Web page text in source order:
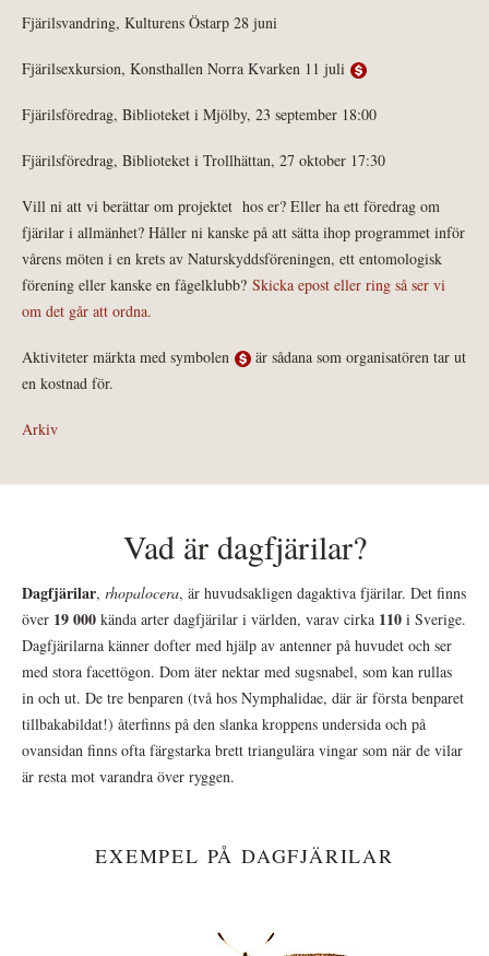
Fjärilsvandring, Kulturens Östarp 28 juni
Fjärilsexkursion, Konsthallen Norra Kvarken 11 juli
Fjärilsföredrag, Biblioteket i Mjölby, 23 september 18:00
Fjärilsföredrag, Biblioteket i Trollhättan, 27 oktober 17:30
Vill ni att vi berättar om projektet hos er? Eller ha ett föredrag om
fjärilar i allmänhet? Håller ni kanske på att sätta ihop programmet inför
vårens möten i en krets av Naturskyddsföreningen, ett entomologisk
förening eller kanske en fågelklubb? Skicka epost eller ring så ser vi
om det går att ordna.
Aktiviteter märkta med symbolen
är sådana som organisatören tar ut
en kostnad för.
Arkiv
Vad är dagfjärilar?
Dagfjärilar, rhopalocera, är huvudsakligen dagaktiva fjärilar. Det finns
över 19 000 kända arter dagfjärilar i världen, varav cirka 110 i Sverige.
Dagfjärilarna känner dofter med hjälp av antenner på huvudet och ser
med stora facettögon. Dom äter nektar med sugsnabel, som kan rullas
in och ut. De tre benparen (två hos Nymphalidae, där är första benparet
tillbakabildat!) återfinns på den slanka kroppens undersida och på
ovansidan finns ofta färgstarka brett triangulära vingar som när de vilar
är resta mot varandra över ryggen.
EXEMPEL PÅ DAGFJÄRILAR